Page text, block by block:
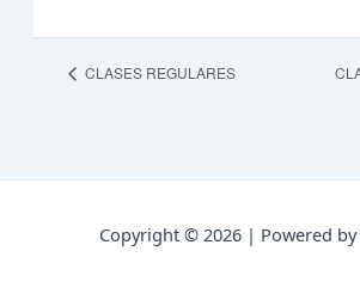
CLASES REGULARES
Copyright © 2026 | Powered by